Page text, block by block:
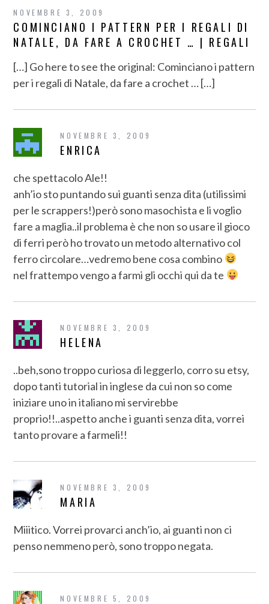
NOVEMBRE 3, 2009
COMINCIANO I PATTERN PER I REGALI DI
NATALE, DA FARE A CROCHET … | REGALI
[…] Go here to see the original: Cominciano i pattern
per i regali di Natale, da fare a crochet … […]
NOVEMBRE 3, 2009
ENRICA
che spettacolo Ale!!
anh’io sto puntando sui guanti senza dita (utilissimi
per le scrappers!)però sono masochista e li voglio
fare a maglia..il problema è che non so usare il gioco
di ferri però ho trovato un metodo alternativo col
ferro circolare…vedremo bene cosa combino
nel frattempo vengo a farmi gli occhi qui da te
NOVEMBRE 3, 2009
HELENA
..beh,sono troppo curiosa di leggerlo, corro su etsy,
dopo tanti tutorial in inglese da cui non so come
iniziare uno in italiano mi servirebbe
proprio!!..aspetto anche i guanti senza dita, vorrei
tanto provare a farmeli!!
NOVEMBRE 3, 2009
MARIA
Miiitico. Vorrei provarci anch’io, ai guanti non ci
penso nemmeno però, sono troppo negata.
NOVEMBRE 5, 2009